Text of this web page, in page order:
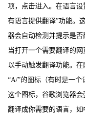
项，点击进入。在语言设
有语言提供翻译”功能。
器会自动检测并提示是否
当打开一个需要翻译的
以手动触发翻译功能。在
“A/”的图标（有时是一个
这个图标，谷歌浏览器
翻译成你需要的语言，如